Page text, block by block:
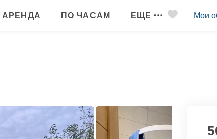
АРЕНДА ПО ЧАСАМ ЕЩЕ Мои